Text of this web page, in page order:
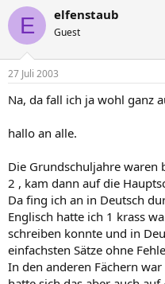
E elfenstaub
Guest
27 Juli 2003
Na, da fall ich ja wohl ganz
hallo an alle.
Die Grundschuljahre waren
2 , kam dann auf die
Da fing ich an in Deutsch
Englisch hatte ich 1 krass
schreiben konnte und in
einfachsten Sätze ohne
In den anderen Fächern